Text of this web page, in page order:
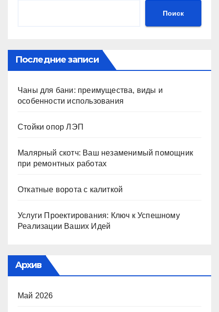
Поиск
Последние записи
Чаны для бани: преимущества, виды и
особенности использования
Стойки опор ЛЭП
Малярный скотч: Ваш незаменимый помощник
при ремонтных работах
Откатные ворота с калиткой
Услуги Проектирования: Ключ к Успешному
Реализации Ваших Идей
Архив
Май 2026